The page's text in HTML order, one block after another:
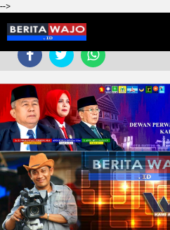
-->